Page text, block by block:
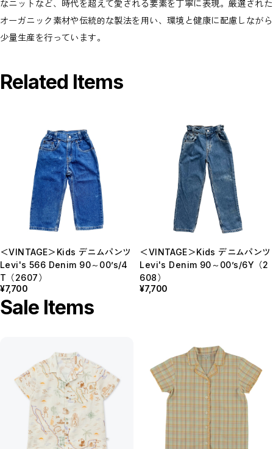
なニットなど、時代を超えて愛される要素を丁寧に表現。厳選された
オーガニック素材や伝統的な製法を用い、環境と健康に配慮しながら
少量生産を行っています。
Related Items
＜VINTAGE＞Kids デニムパンツ
Levi's 566 Denim 90～00’s/4
T（2607）
¥7,700
＜VINTAGE＞Kids デニムパンツ
Levi's Denim 90～00’s/6Y（2
608）
¥7,700
Sale Items